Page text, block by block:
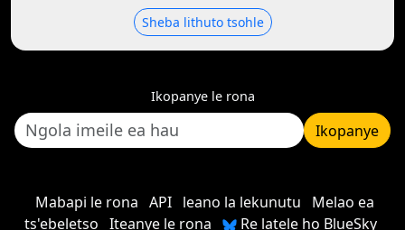
Sheba lithuto tsohle
Ikopanye le rona
Ikopanye
Mabapi le rona API leano la lekunutu
Melao ea
ts'ebeletso Iteanye le rona Re latele ho BlueSky